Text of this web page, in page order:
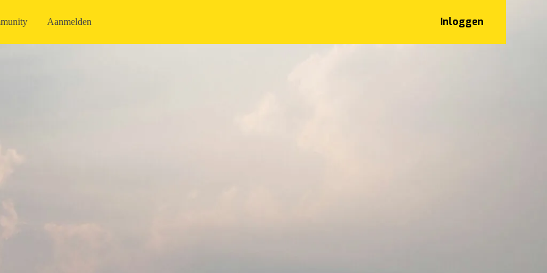
Aanmelden Inloggen